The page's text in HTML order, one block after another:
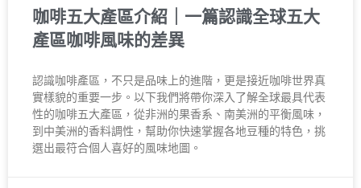
咖啡五大產區介紹｜一篇認識全球五大
產區咖啡風味的差異
認識咖啡產區，不只是品味上的進階，更是接近咖啡世界真
實樣貌的重要一步。以下我們將帶你深入了解全球最具代表
性的咖啡五大產區，從非洲的果香系、南美洲的平衡風味，
到中美洲的香料調性，幫助你快速掌握各地豆種的特色，挑
選出最符合個人喜好的風味地圖。